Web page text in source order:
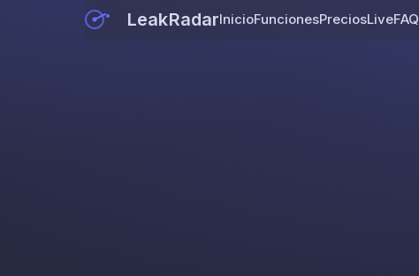
LeakRadarInicioFuncionesPreciosLiveFAQ